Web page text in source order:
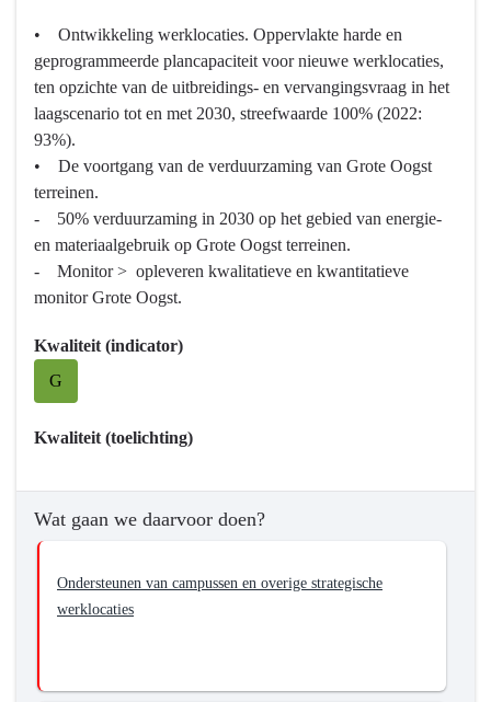
navigatie
Programma
Ruimte
willen
Verbeteren
werklocaties
• Ontwikkeling werklocaties. Oppervlakte harde en
geprogrammeerde plancapaciteit voor nieuwe werklocaties,
ten opzichte van de uitbreidings- en vervangingsvraag in het
laagscenario tot en met 2030, streefwaarde 100% (2022:
93%).
• De voortgang van de verduurzaming van Grote Oogst
terreinen.
- 50% verduurzaming in 2030 op het gebied van energie-
en materiaalgebruik op Grote Oogst terreinen.
- Monitor > opleveren kwalitatieve en kwantitatieve
monitor Grote Oogst.
Kwaliteit (indicator)
G
Kwaliteit (toelichting)
Wat gaan we daarvoor doen?
Ondersteunen van campussen en overige strategische
werklocaties